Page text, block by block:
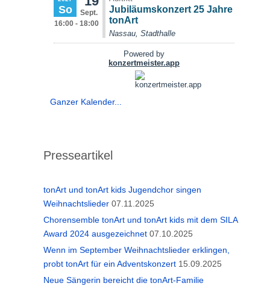
Ganzer Kalender...
Presseartikel
tonArt und tonArt kids Jugendchor singen
Weihnachtslieder 07.11.2025
Chorensemble tonArt und tonArt kids mit dem SILA
Award 2024 ausgezeichnet 07.10.2025
Wenn im September Weihnachtslieder erklingen,
probt tonArt für ein Adventskonzert 15.09.2025
Neue Sängerin bereicht die tonArt-Familie